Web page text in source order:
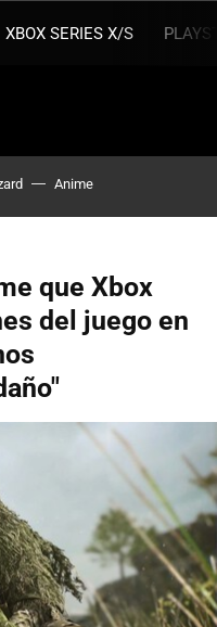
XBOX SERIES X/S
Anime
que Xbox
del juego en